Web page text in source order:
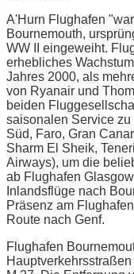
A'Hurn Flughafen
Bournemouth,
WW II eingeweiht.
erhebliches
Jahres 2000, als
von Ryanair und
beiden
saisonalen Service
Süd, Faro, Gran
Sharm El Sheik,
Airways), um die
ab Flughafen
Inlandsflüge nach
Präsenz am
Route nach Genf.
Flughafen